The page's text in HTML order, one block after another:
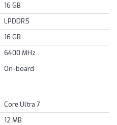
16 GB
LPDDR5
16 GB
6400 MHz
On-board
Core Ultra 7
12 MB